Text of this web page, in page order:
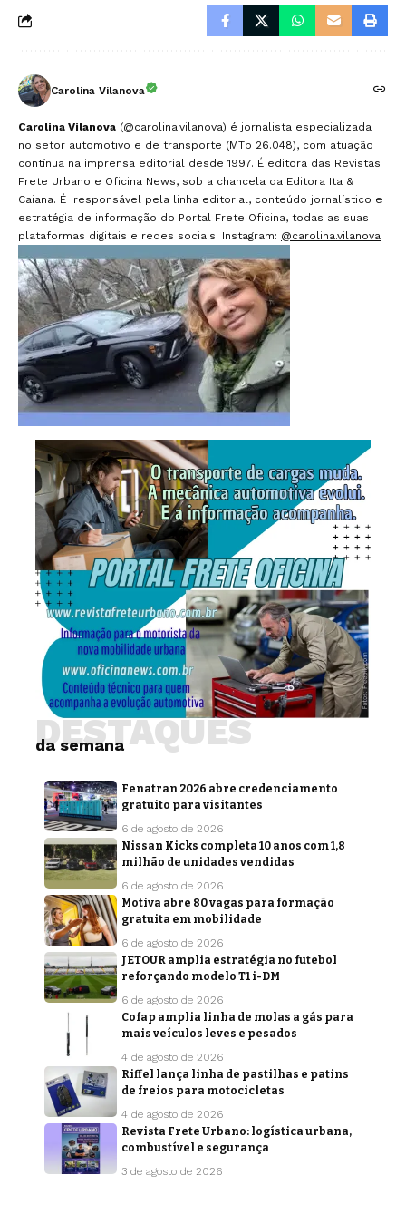
Carolina Vilanova
Carolina Vilanova (@carolina.vilanova) é jornalista especializada
no setor automotivo e de transporte (MTb 26.048), com atuação
contínua na imprensa editorial desde 1997. É editora das Revistas
Frete Urbano e Oficina News, sob a chancela da Editora Ita &
Caiana. É responsável pela linha editorial, conteúdo jornalístico e
estratégia de informação do Portal Frete Oficina, todas as suas
plataformas digitais e redes sociais. Instagram: @carolina.vilanova
da semana
DESTAQUES
Fenatran 2026 abre credenciamento
gratuito para visitantes
6 de agosto de 2026
Nissan Kicks completa 10 anos com 1,8
milhão de unidades vendidas
6 de agosto de 2026
Motiva abre 80 vagas para formação
gratuita em mobilidade
6 de agosto de 2026
JETOUR amplia estratégia no futebol
reforçando modelo T1 i-DM
6 de agosto de 2026
Cofap amplia linha de molas a gás para
mais veículos leves e pesados
4 de agosto de 2026
Riffel lança linha de pastilhas e patins
de freios para motocicletas
4 de agosto de 2026
Revista Frete Urbano: logística urbana,
combustível e segurança
3 de agosto de 2026